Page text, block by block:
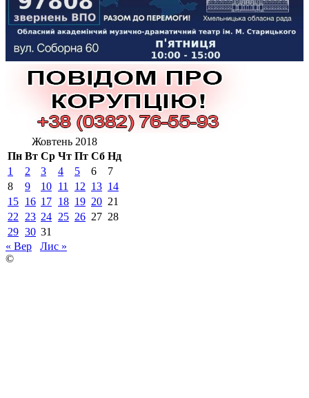
Жовтень 2018
Пн Вт Ср Чт Пт Сб Нд
1
2 3 4 5 6
7
8
9 10 11 12 13 14
15 16 17 18 19 20 21
22
23 24 25 26 27 28
29 30 31
« Вер
Лис »
©